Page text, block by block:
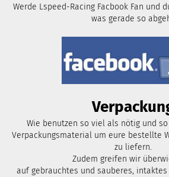
Werde Lspeed-Racing Facbook Fan und
was gerade so
Wie benutzen so viel als nötig und
Verpackungsmaterial um eure bestellte
zu liefern.
Zudem greifen wir
auf gebrauchtes und sauberes,